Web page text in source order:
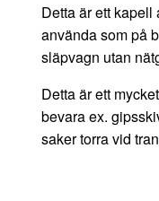
Detta är ett
använda som på
släpvagn utan
Detta är ett
bevara ex.
saker torra vid